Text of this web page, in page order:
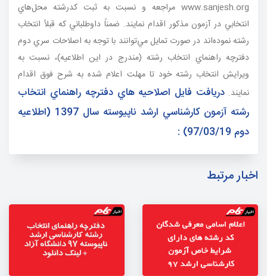
www.sanjesh.org مراجعه و نسبت به ثبت كدرشته محل‌هاي
انتخابي در آزمون مذكور اقدام نمايند. ضمناً داوطلباني كه قبلاً انتخاب
رشته نموده‌اند در صورت تمايل مي‌توانند با توجه به اصلاحات سري دوم
دفترچه راهنماي انتخاب رشته (مندرج در اين اطلاعيه)، نسبت به
ويرايش انتخاب رشته خود تا مهلت اعلام شده به شرح فوق اقدام
نمايند. دريافت فايل اصلاحيه هاي دفترچه راهنماي انتخاب
رشته آزمون كارشناسي ارشد ناپيوسته سال 1397 (اطلاعيه
دوم 97/03/19) :
اخبار مرتبط